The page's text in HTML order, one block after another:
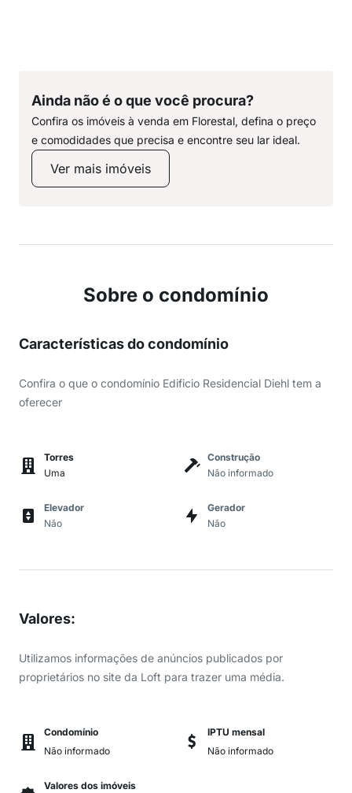
Ainda não é o que você procura?
Confira os imóveis à venda em Florestal, defina o preço
e comodidades que precisa e encontre seu lar ideal.
Ver mais imóveis
Sobre o condomínio
Características do condomínio
Confira o que o condomínio Edificio Residencial Diehl tem a
oferecer
Torres
Uma
Construção
Não informado
Elevador
Não
Gerador
Não
Valores:
Utilizamos informações de anúncios publicados por
proprietários no site da Loft para trazer uma média.
Condomínio
Não informado
IPTU mensal
Não informado
Valores dos imóveis